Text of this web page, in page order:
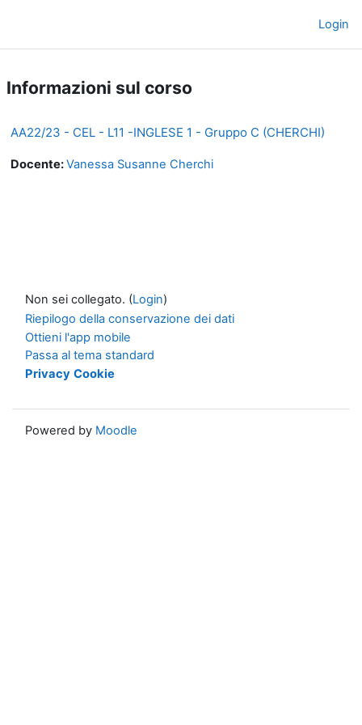
Login
Informazioni sul corso
AA22/23 - CEL - L11 -INGLESE 1 - Gruppo C (CHERCHI)
Docente:Vanessa Susanne Cherchi
Non sei collegato. (Login)
Riepilogo della conservazione dei dati
Ottieni l'app mobile
Passa al tema standard
Privacy Cookie
Powered by Moodle